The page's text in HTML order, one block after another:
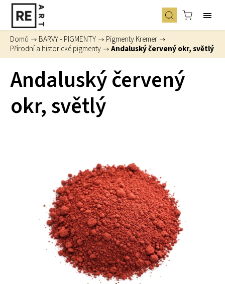
Domů / BARVY - PIGMENTY / Pigmenty Kremer /
Přírodní a historické pigmenty / Andaluský červený okr, světlý
Andaluský červený
okr, světlý